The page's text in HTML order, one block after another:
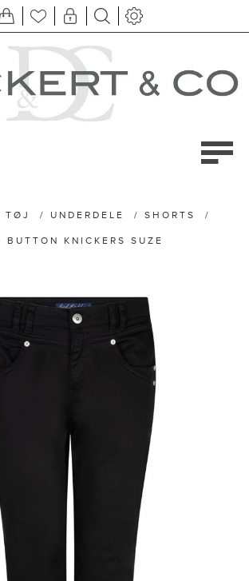
TØJ / UNDERDELE / SHORTS /
BUTTON KNICKERS SUZE